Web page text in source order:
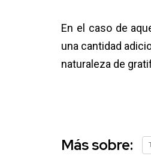
En el caso de
una cantidad
naturaleza de
Más sobre: